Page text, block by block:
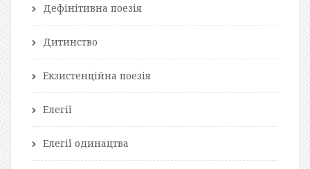
Дефінітивна поезія
Дитинство
Екзистенційна поезія
Елегії
Елегії одинацтва